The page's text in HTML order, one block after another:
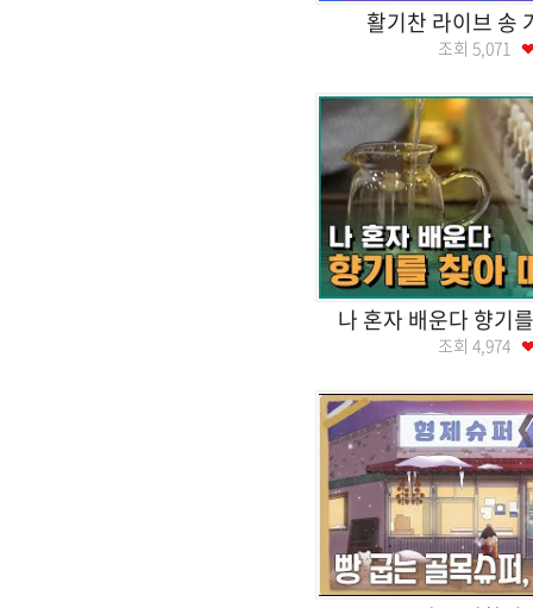
활기찬 라이브 송
조회 5,071
나 혼자 배운다 향기
조회 4,974